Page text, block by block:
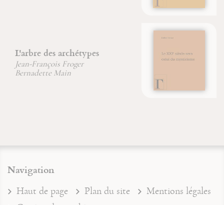
Le XXIe siècle sera celui du
Navigation
Haut de page Plan du site
Mentions légales